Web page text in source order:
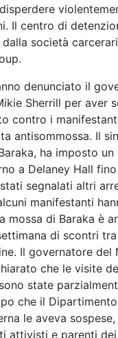
Il centro di
società
denunciato il
Sherrill per aver
contro i
antisommossa. Il
ha imposto
a Delaney Hall
segnalati altri
manifestanti
mossa di Baraka è
di scontri
Il governatore del
che le visite
state
che il
le aveva
attivisti e parenti